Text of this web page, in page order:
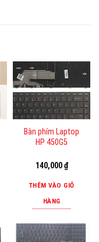
Bàn phím Laptop
HP 450G5
140,000₫
THÊM VÀO GIỎ
HÀNG